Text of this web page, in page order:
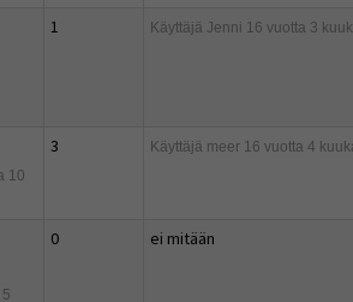
1 Käyttäjä Jenni 16 vuotta 3
10
3 Käyttäjä meer 16 vuotta 4
0 ei mitään